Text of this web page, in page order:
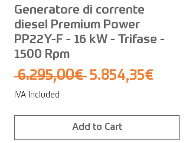
Generatore di corrente
diesel Premium Power
PP22Y-F - 16 kW - Trifase -
1500 Rpm
6.295,00€ Regular
5.854,35€
IVA Included
Add to Cart